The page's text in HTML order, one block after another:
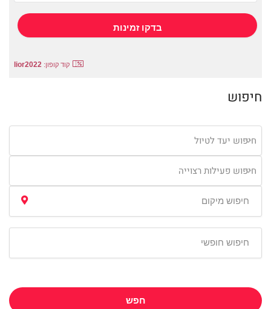
קוד קופון: lior2022
חיפוש
חיפוש יעד לטיול
חיפוש פעילות רצוייה
חפש